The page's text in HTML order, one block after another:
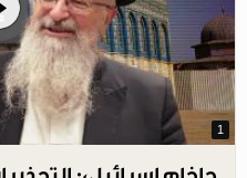
1